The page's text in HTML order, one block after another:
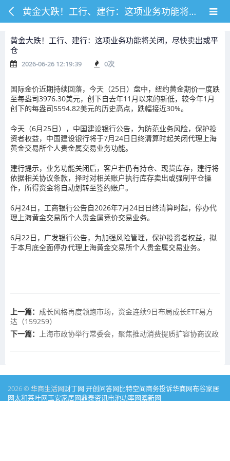
黄金大跌！工行、建行：这项业务功能将关闭，尽快卖出或平仓
黄金大跌！工行、建行：这项业务功能将关闭，尽快卖出或平
仓
2026-06-26 12:19:39 0次
国际金价近期持续回落，今天（25日）盘中，纽约黄金期价一度跌
至每盎司3976.30美元，创下自去年11月以来的新低，较今年1月
创下的每盎司5594.82美元的历史高点，跌幅接近30%。
今天（6月25日），中国建设银行公告，为防范业务风险，保护投
资者权益，中国建设银行将于7月24日日终清算时起关闭代理上海
黄金交易所个人贵金属交易业务功能。
建行提示，业务功能关闭后，客户若仍有持仓、现货库存，建行将
依据相关协议条款，择时对相关账户执行库存卖出或强制平仓操
作，所得资金将自动划转至签约账户。
6月24日，工商银行公告自2026年7月24日日终清算时起，停办代
理上海黄金交易所个人贵金属竞价交易业务。
6月22日，广发银行公告，为加强风险管理，保护投资者权益，拟
于本月底全面停办代理上海黄金交易所个人贵金属交易业务。
上一篇： 成长风格再度领跑市场，资金连续9日布局成长ETF易方
达（159259）
下一篇：
上海市政协举行常委会，聚焦推动消费提质扩容协商议政
2026 © 华商生活网财丁网 开创问答网比特空间商务投诉华商网布谷家居
网太和茶叶网玉安家居网鼎泰资讯电池功率网澳新网